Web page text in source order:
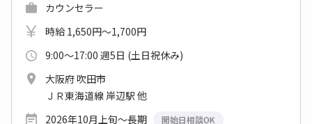
カウンセラー
時給 1,650円～1,700円
9:00～17:00 週5日 (土日祝休み)
大阪府 吹田市
ＪＲ東海道線 岸辺駅 他
2026年10月上旬～長期
開始日相談OK